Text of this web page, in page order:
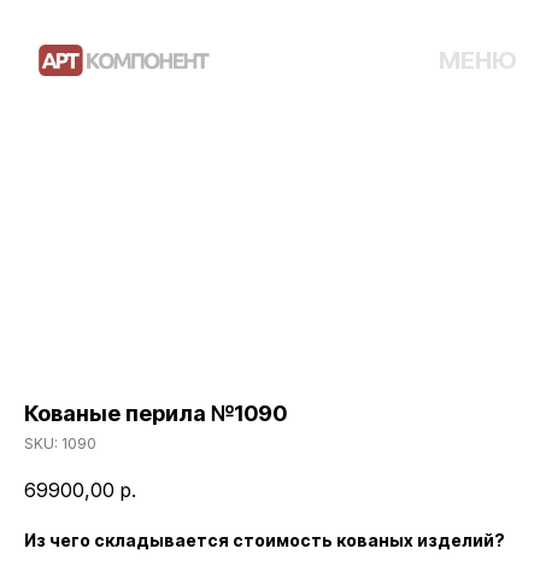
МЕНЮ
Кованые перила №1090
SKU: 1090
69900,00 р.
Из чего складывается стоимость кованых изделий?